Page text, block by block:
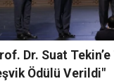
Dr. Suat
Ödülü Verildi"